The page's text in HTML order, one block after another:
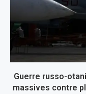
Guerre russo-
massives contre